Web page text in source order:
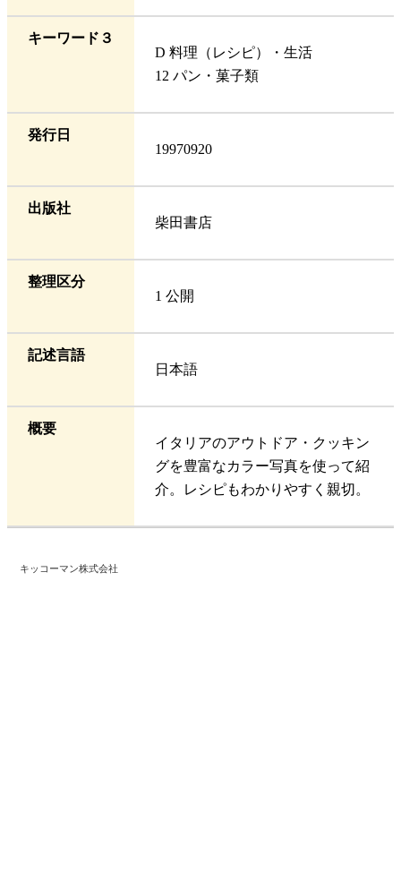
キーワード３
D 料理（レシピ）・生活
12 パン・菓子類
発行日
19970920
出版社
柴田書店
整理区分
1 公開
記述言語
日本語
概要
イタリアのアウトドア・クッキン
グを豊富なカラー写真を使って紹
介。レシピもわかりやすく親切。
キッコーマン株式会社